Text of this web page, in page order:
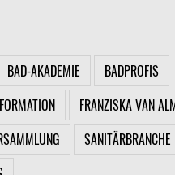
BAD-AKADEMIE
BADPROFIS
FRANZISKA VAN
SANITÄRBRANCHE